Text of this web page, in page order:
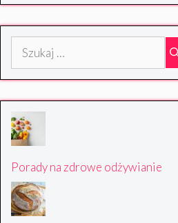
Szukaj:
Porady na zdrowe odżywianie